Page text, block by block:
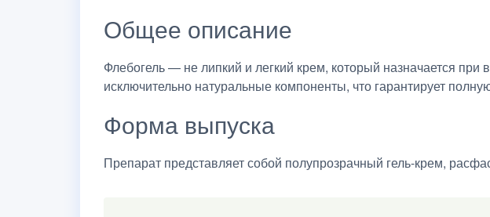
Общее описание
Флебогель — не липкий и легкий крем, который назначается
исключительно натуральные компоненты, что гарантирует
Форма выпуска
Препарат представляет собой полупрозрачный гель-крем,